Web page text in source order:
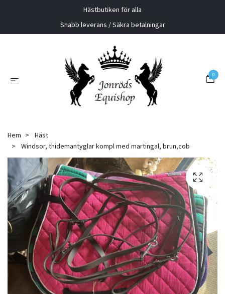
Hästbutiken för alla
Snabb leverans / Säkra betalningar
0
Hem
Häst
Windsor, thidemantyglar kompl med martingal, brun,cob